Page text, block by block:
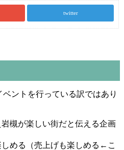
twitter
ベントを行っている訳ではあり
槻が楽しい街だと伝える企画
める（売上げも楽しめる←こ